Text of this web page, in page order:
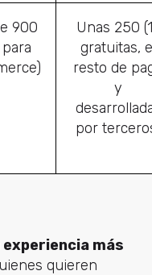
900
Unas 250
gratuitas,
resto de
y
por
más
quieren